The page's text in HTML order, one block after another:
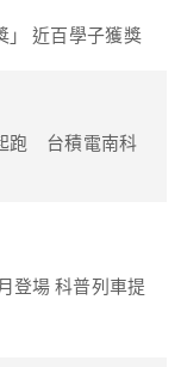
」 近百學子獲獎
跑 台積電南科
登場 科普列車提